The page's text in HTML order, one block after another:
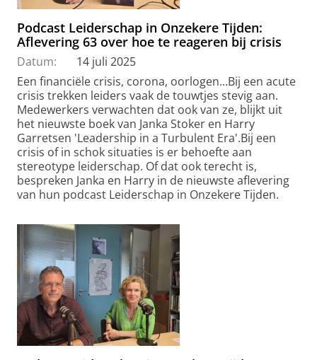
Podcast Leiderschap in Onzekere Tijden:
Aflevering 63 over hoe te reageren bij crisis
Datum:
14 juli 2025
Een financiële crisis, corona, oorlogen...Bij een acute
crisis trekken leiders vaak de touwtjes stevig aan.
Medewerkers verwachten dat ook van ze, blijkt uit
het nieuwste boek van Janka Stoker en Harry
Garretsen 'Leadership in a Turbulent Era'.Bij een
crisis of in schok situaties is er behoefte aan
stereotype leiderschap. Of dat ook terecht is,
bespreken Janka en Harry in de nieuwste aflevering
van hun podcast Leiderschap in Onzekere Tijden.